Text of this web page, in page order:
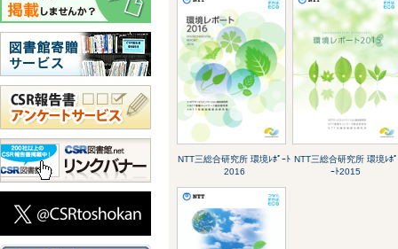
NTT三総合研究所 環境ﾚﾎﾟｰﾄ
2016
NTT三総合研究所 環境ﾚﾎﾟ
ｰﾄ2015